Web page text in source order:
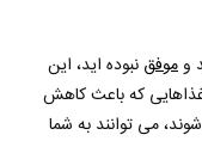
وموفق نبوده اید، این
که باعث کاهش
می توانند به شما